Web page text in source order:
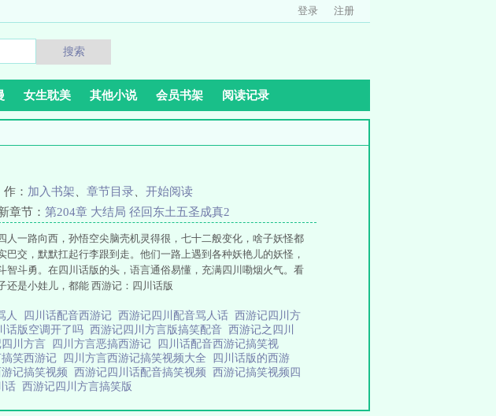
登录 注册
搜索
女生耽美 其他小说 会员书架 阅读记录
： 加入书架 章节目录
开始阅读
章节： 第204章 大结局 径回东土五圣成真2
一路向西，孙悟空尖脑壳机灵得很，七十二般变化，啥子妖怪都
交，默默扛起行李跟到走。他们一路上遇到各种妖艳儿的妖怪，
斗勇。在四川话版的头，语言通俗易懂，充满四川嘞烟火气。看
还是小娃儿，都能 西游记：四川话版
人 四川话配音西游记 西游记四川配音骂人话 西游记四川方
话版空调开了吗 西游记四川方言版搞笑配音 西游记之四川
川方言 四川方言恶搞西游记
四川话配音西游记搞笑视
笑西游记 四川方言西游记搞笑视频大全
四川话版的西游
记搞笑视频 西游记四川话配音搞笑视频 西游记搞笑视频四
话 西游记四川方言搞笑版